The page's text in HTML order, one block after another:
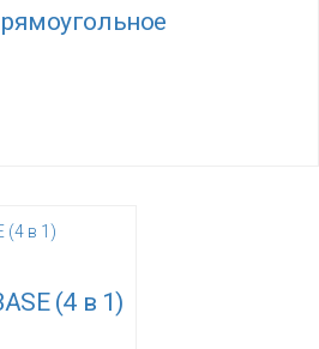
(4 в 1)